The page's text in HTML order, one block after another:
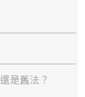
是舊法？